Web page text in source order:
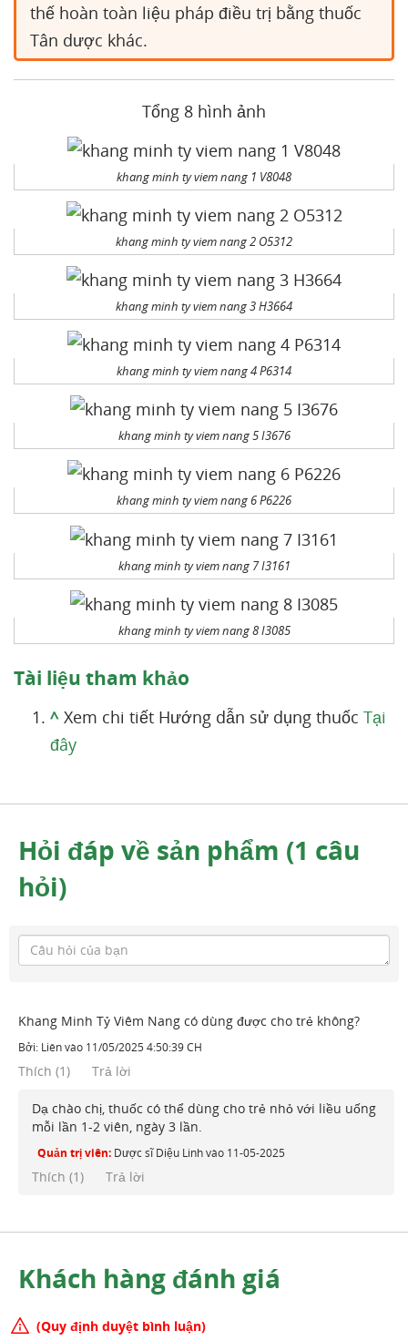
thế hoàn toàn liệu pháp điều trị bằng thuốc
Tân dược khác.
Tổng 8 hình ảnh
khang minh ty viem nang 1 V8048
khang minh ty viem nang 2 O5312
khang minh ty viem nang 3 H3664
khang minh ty viem nang 4 P6314
khang minh ty viem nang 5 I3676
khang minh ty viem nang 6 P6226
khang minh ty viem nang 7 I3161
khang minh ty viem nang 8 I3085
Tài liệu tham khảo
^ Xem chi tiết Hướng dẫn sử dụng thuốc Tại
đây
Hỏi đáp về sản phẩm (1 câu
hỏi)
Khang Minh Tỷ Viêm Nang có dùng được cho trẻ không?
Bởi: Liênvào 11/05/2025 4:50:39 CH
Thích (1) Trả lời
Dạ chào chị, thuốc có thể dùng cho trẻ nhỏ với liều uống
mỗi lần 1-2 viên, ngày 3 lần.
Quản trị viên: Dược sĩ Diệu Linhvào 11-05-2025
Thích (1) Trả lời
Khách hàng đánh giá
(Quy định duyệt bình luận)